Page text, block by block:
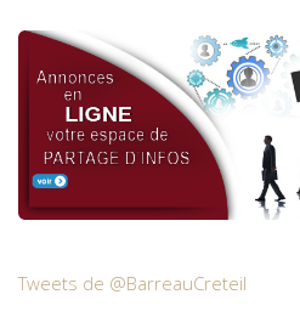
Tweets de @BarreauCreteil